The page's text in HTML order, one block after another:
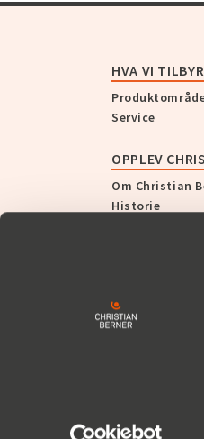
HVA VI TILBYR
Service
OPPLEV
Om Christian
Historie
SUPPORT